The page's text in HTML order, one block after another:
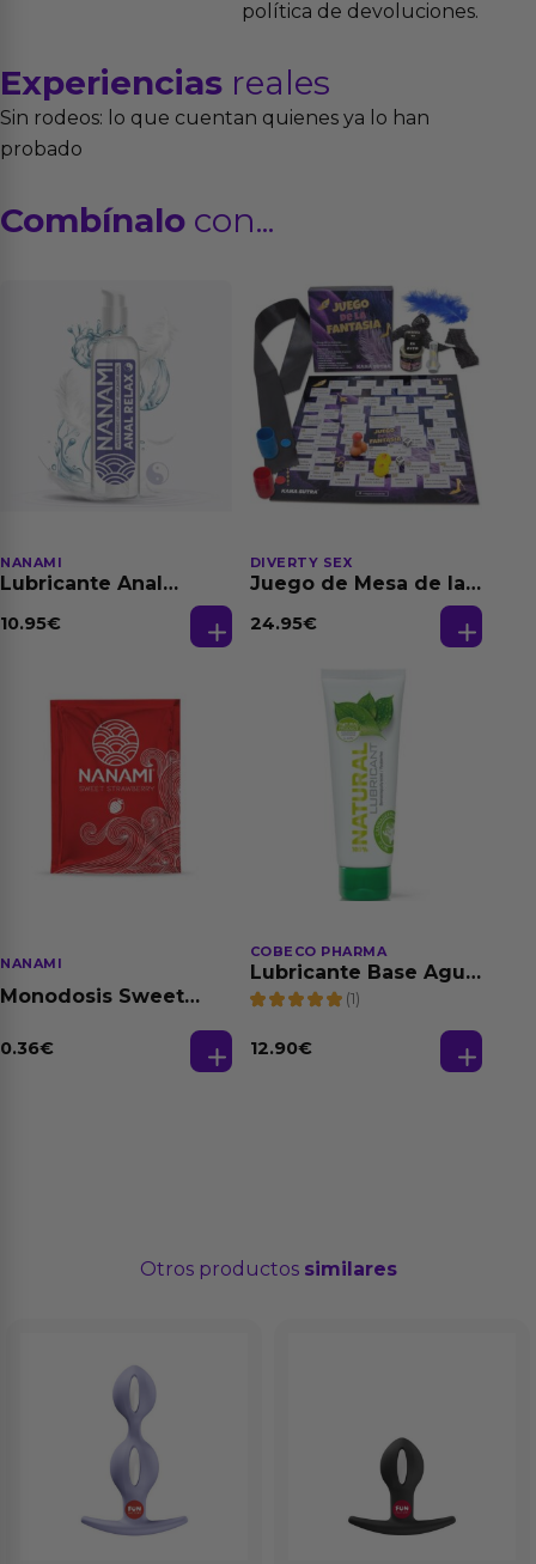
política de devoluciones.
Experiencias reales
Sin rodeos: lo que cuentan quienes ya lo han
probado
Combínalo con...
NANAMI
Lubricante Anal
Dilatación Base Agua
10.95€
DIVERTY SEX
Juego de Mesa de las
24.95€
NANAMI
Monodosis Sweet
0.36€
COBECO PHARMA
Lubricante Base Agua
100% Natural 125 ml
(1)
12.90€
Otros productos similares